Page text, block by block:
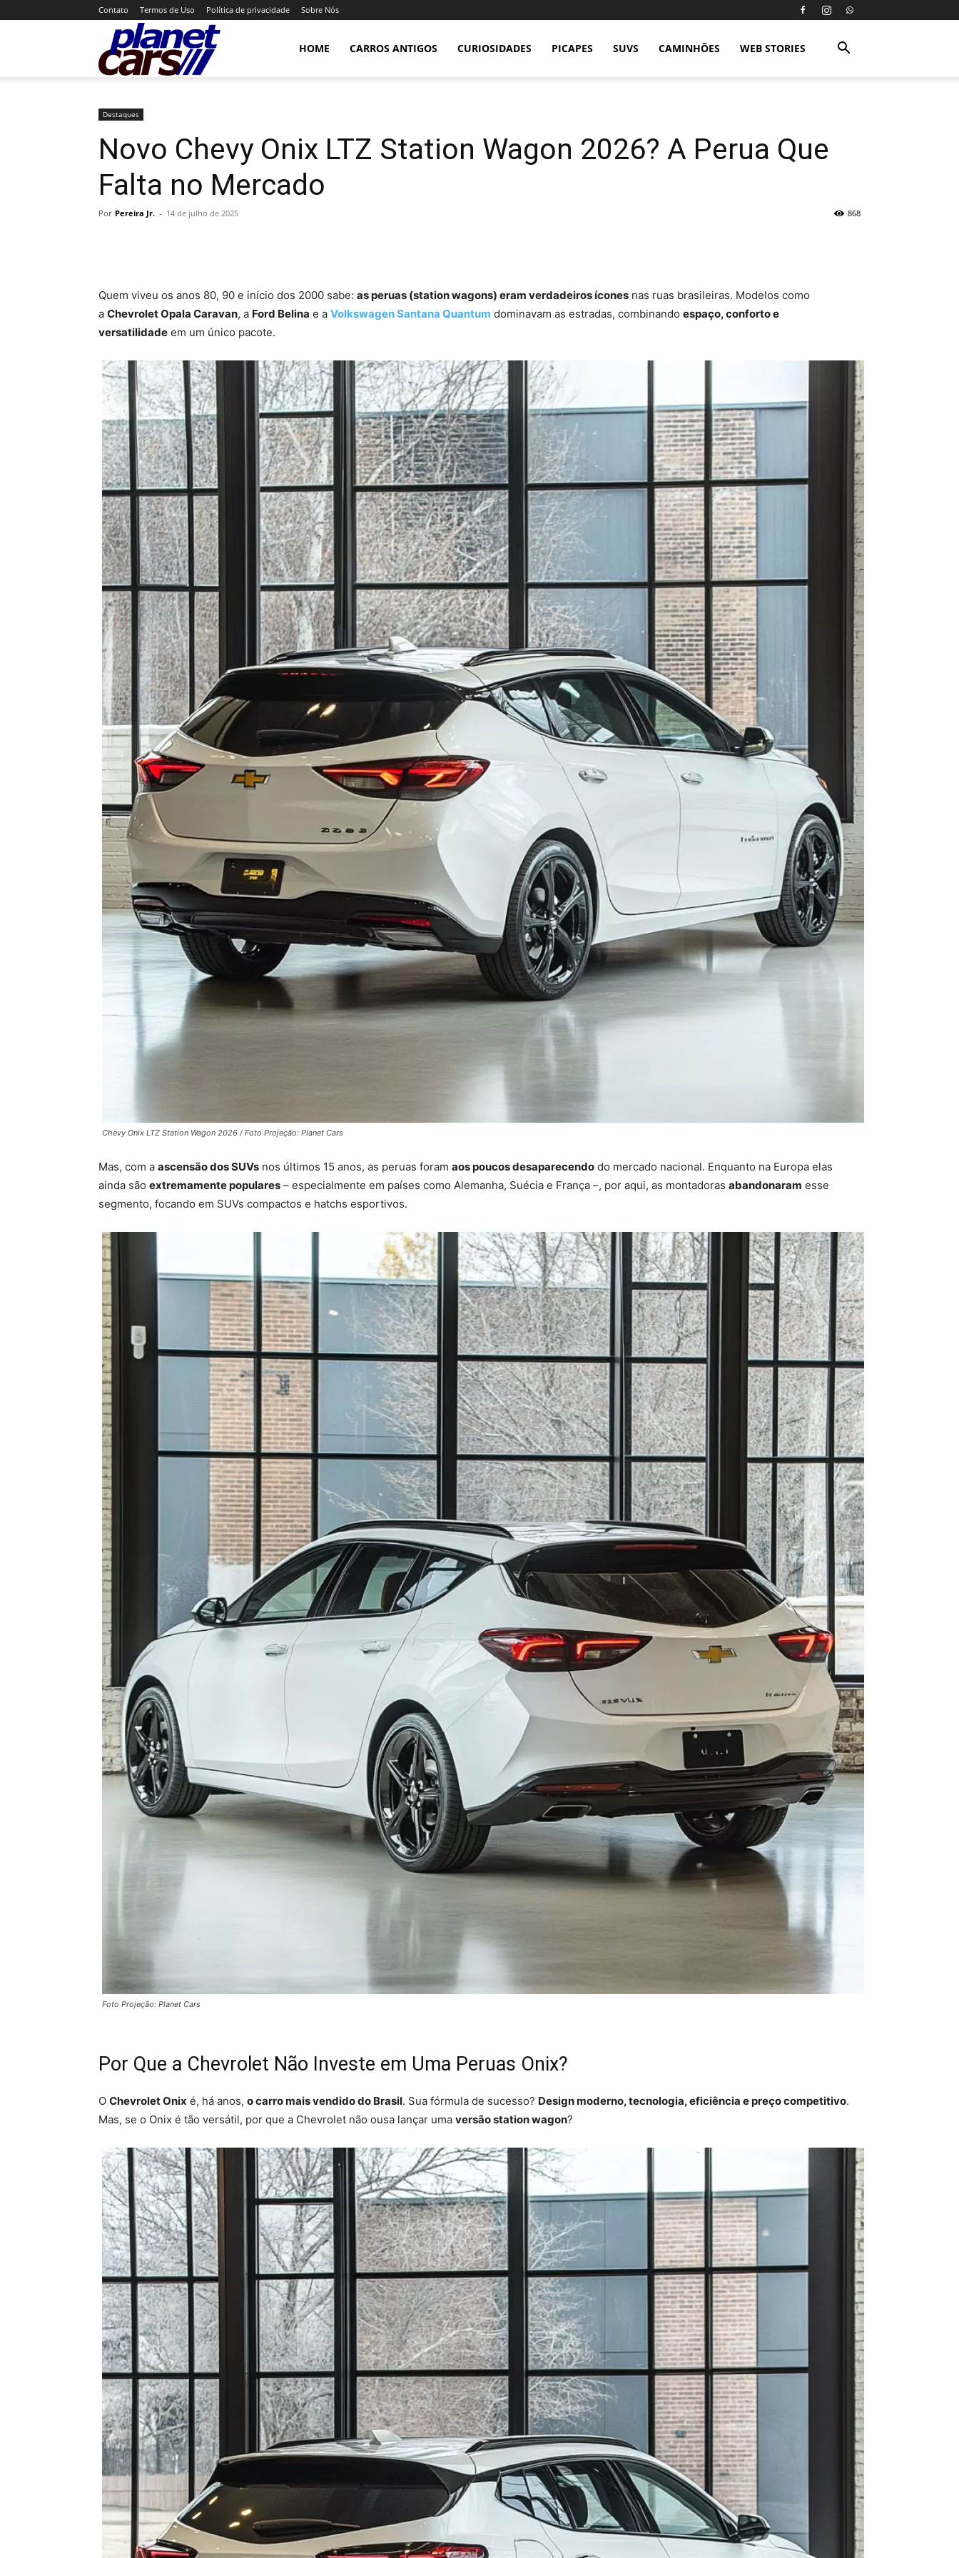
Contato Termos de Uso Política de privacidade Sobre Nós
HOME CARROS ANTIGOS CURIOSIDADES PICAPES SUVS CAMINHÕES WEB STORIES
Destaques
Novo Chevy Onix LTZ Station Wagon 2026? A Perua Que
Falta no Mercado
Por Pereira Jr. - 14 de julho de 2025 868
Quem viveu os anos 80, 90 e início dos 2000 sabe: as peruas (station wagons) eram verdadeiros ícones nas ruas brasileiras. Modelos como
a Chevrolet Opala Caravan, a Ford Belina e a Volkswagen Santana Quantum dominavam as estradas, combinando espaço, conforto e
versatilidade em um único pacote.
Chevy Onix LTZ Station Wagon 2026 / Foto Projeção: Planet Cars
Mas, com a ascensão dos SUVs nos últimos 15 anos, as peruas foram aos poucos desaparecendo do mercado nacional. Enquanto na Europa elas
ainda são extremamente populares – especialmente em países como Alemanha, Suécia e França –, por aqui, as montadoras abandonaram esse
segmento, focando em SUVs compactos e hatchs esportivos.
Foto Projeção: Planet Cars
Por Que a Chevrolet Não Investe em Uma Peruas Onix?
O Chevrolet Onix é, há anos, o carro mais vendido do Brasil. Sua fórmula de sucesso? Design moderno, tecnologia, eficiência e preço competitivo.
Mas, se o Onix é tão versátil, por que a Chevrolet não ousa lançar uma versão station wagon?